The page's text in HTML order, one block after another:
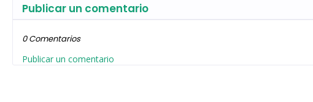
Publicar un comentario
0 Comentarios
Publicar un comentario